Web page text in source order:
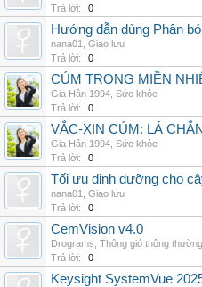
Trả lời:
0
Hướng dẫn dùng Phân
nana01
Giao lưu
Trả lời:
0
CÚM TRONG MIỀN
Gia Hân 1994 Sức khỏe
Trả lời:
0
VẮC-XIN CÚM: LÁ
Gia Hân 1994 Sức khỏe
Trả lời:
0
Tối ưu dinh dưỡng cho
nana01
Giao lưu
Trả lời:
0
CemVision v4.0
Drograms Thông gió thông thường
Trả lời:
0
Keysight SystemVue